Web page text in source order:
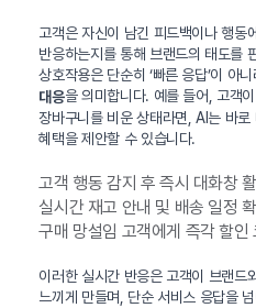
고객은 자신이 남긴 피드백이나 행동
반응하는지를 통해 브랜드의 태도를
상호작용은 단순히 ‘빠른 응답’이 아니
대응을 의미합니다. 예를 들어, 고객
장바구니를 비운 상태라면, AI는 바
혜택을 제안할 수 있습니다.
고객 행동 감지 후 즉시 대화창
실시간 재고 안내 및 배송 일정
구매 망설임 고객에게 즉각 할인
이러한 실시간 반응은 고객이 브랜드
느끼게 만들며, 단순 서비스 응답을